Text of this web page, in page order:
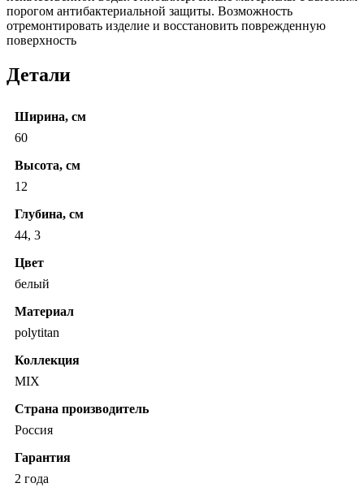
порогом антибактериальной защиты. Возможность
отремонтировать изделие и восстановить поврежденную
поверхность
Детали
Ширина, см
60
Высота, см
12
Глубина, см
44, 3
Цвет
белый
Материал
polytitan
Коллекция
MIX
Страна производитель
Россия
Гарантия
2 года